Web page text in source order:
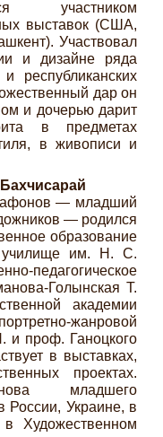
участником
выставок (США,
Участвовал
и дизайне ряда
республиканских
дар он
и дочерью дарит
в предметах
в живописи и
— младший
— родился
образование
училище им. Н. С.
Голынская Т.
академии
жанровой
и проф. Ганоцкого
в выставках,
проектах.
младшего
России, Украине, в
Художественном